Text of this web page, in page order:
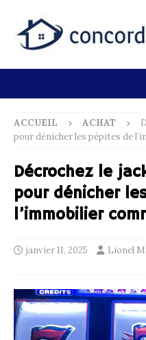
ACCUEIL ACHAT
pour dénicher les pépites de
Décrochez le
pour dénicher
l’immobilier
janvier 11, 2025 Lionel